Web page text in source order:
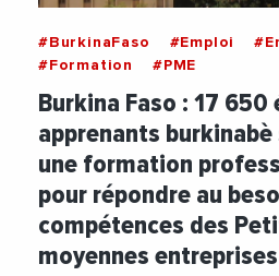
#BurkinaFaso #Emploi
#Formation
#PME
Burkina Faso : 17 650
apprenants
une formation
pour répondre au
compétences des
moyennes entreprises